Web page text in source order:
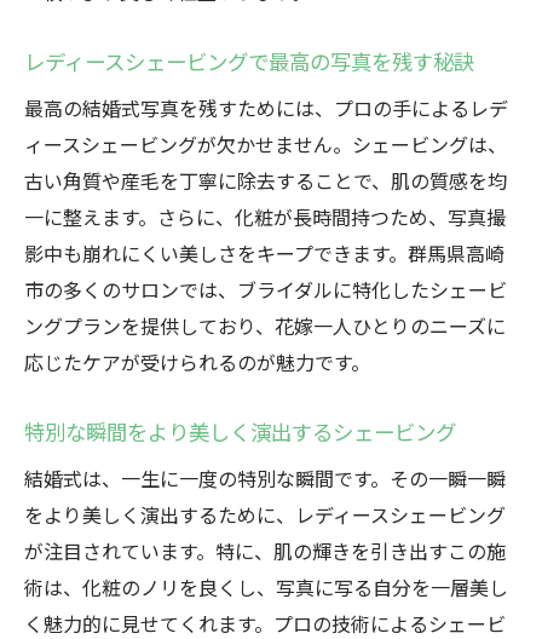
レディースシェービングで最高の写真を残す秘訣
最高の結婚式写真を残すためには、プロの手によるレデ
ィースシェービングが欠かせません。シェービングは、
古い角質や産毛を丁寧に除去することで、肌の質感を均
一に整えます。さらに、化粧が長時間持つため、写真撮
影中も崩れにくい美しさをキープできます。群馬県高崎
市の多くのサロンでは、ブライダルに特化したシェービ
ングプランを提供しており、花嫁一人ひとりのニーズに
応じたケアが受けられるのが魅力です。
特別な瞬間をより美しく演出するシェービング
結婚式は、一生に一度の特別な瞬間です。その一瞬一瞬
をより美しく演出するために、レディースシェービング
が注目されています。特に、肌の輝きを引き出すこの施
術は、化粧のノリを良くし、写真に写る自分を一層美し
く魅力的に見せてくれます。プロの技術によるシェービ